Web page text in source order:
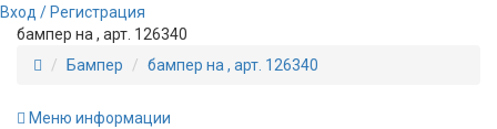
Вход / Регистрация
бампер на , арт. 126340
Бампер
бампер на , арт. 126340
Меню информации